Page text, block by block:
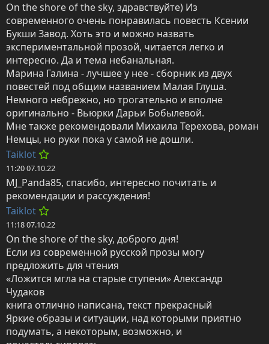
On the shore of the sky, здравствуйте) Из
современного очень понравилась повесть Ксении
Букши Завод. Хоть это и можно назвать
экспериментальной прозой, читается легко и
интересно. Да и тема небанальная.
Марина Галина - лучшее у нее - сборник из двух
повестей под общим названием Малая Глуша.
Немного небрежно, но трогательно и вполне
оригинально - Вьюрки Дарьи Бобылевой.
Мне также рекомендовали Михаила Терехова, роман
Немцы, но руки пока у самой не дошли.
Taiklot
11:20 07.10.22
MJ_Panda85, спасибо, интересно почитать и
рекомендации и рассуждения!
Taiklot
11:18 07.10.22
On the shore of the sky, доброго дня!
Если из современной русской прозы могу
предложить для чтения
«Ложится мгла на старые ступени» Александр
Чудаков
книга отлично написана, текст прекрасный
Яркие образы и ситуации, над которыми приятно
подумать, а некоторым, возможно, и